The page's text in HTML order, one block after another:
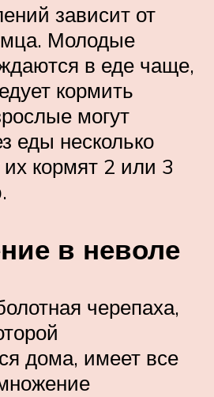
зависит от
Молодые
в еде чаще,
кормить
могут
еды несколько
кормят 2 или 3
в неволе
черепаха,
дома, имеет все